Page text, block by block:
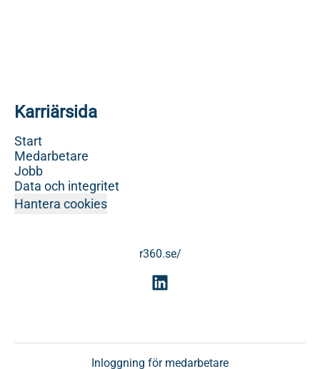
Karriärsida
Start
Medarbetare
Jobb
Data och integritet
Hantera cookies
r360.se/
Inloggning för medarbetare